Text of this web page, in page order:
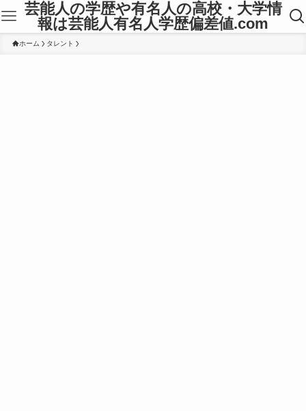
芸能人の学歴や有名人の高校・大学情
報は芸能人有名人学歴偏差値.com
ホーム タレント